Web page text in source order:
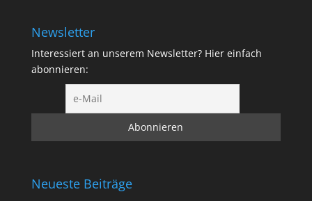
Newsletter
Interessiert an unserem Newsletter? Hier einfach
abonnieren:
Neueste Beiträge